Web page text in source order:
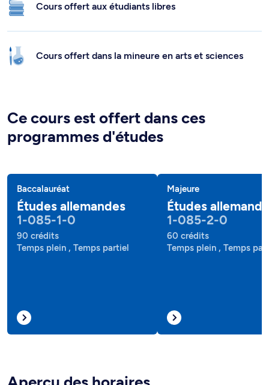
Cours offert aux étudiants libres
Cours offert dans la mineure en arts et sciences
Ce cours est offert dans ces
programmes d'études
Baccalauréat
Études allemandes
1-085-1-0
90 crédits
Temps plein , Temps partiel
Majeure
Études
1-085-2-0
60 crédits
Temps plein , Temps